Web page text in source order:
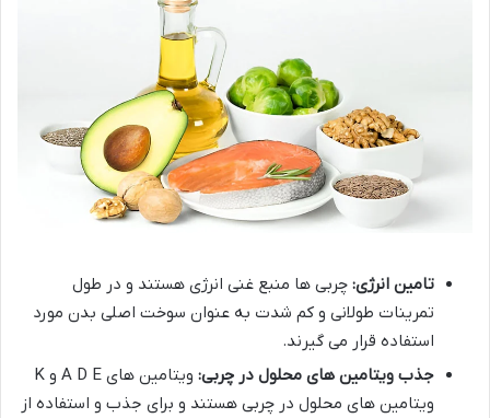
تامین انرژی: چربی ها منبع غنی انرژی هستند و در طول
تمرینات طولانی و کم شدت به عنوان سوخت اصلی بدن مورد
استفاده قرار می گیرند.
جذب ویتامین های محلول در چربی:
ویتامین های A D E و K
ویتامین های محلول در چربی هستند و برای جذب و استفاده از